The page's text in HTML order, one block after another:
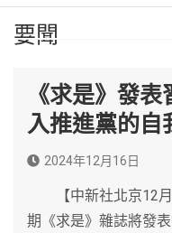
要聞
《求是》發
入推進黨的自
2024年12月16日
【中新社北京12月
期《求是》雜誌將發